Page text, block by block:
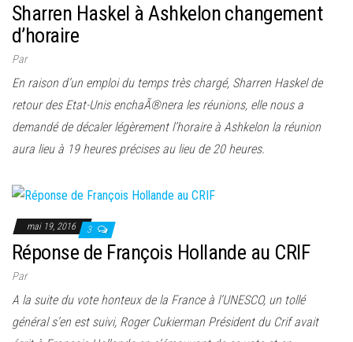
Sharren Haskel à Ashkelon changement
d’horaire
Par
En raison d’un emploi du temps très chargé, Sharren Haskel de
retour des Etat-Unis enchaÃ®nera les réunions, elle nous a
demandé de décaler légèrement l’horaire à Ashkelon la réunion
aura lieu à 19 heures précises au lieu de 20 heures.
mai 19, 2016 3
Réponse de François Hollande au CRIF
Par
A la suite du vote honteux de la France à l’UNESCO, un tollé
général s’en est suivi, Roger Cukierman Président du Crif avait